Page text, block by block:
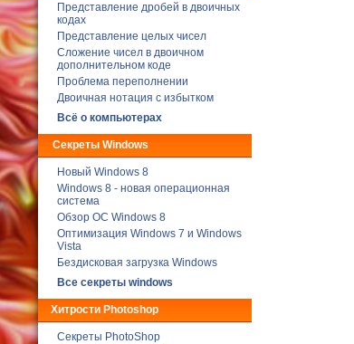
Представление дробей в двоичных
кодах
Представление целых чисел
Сложение чисел в двоичном
дополнительном коде
Проблема переполнении
Двоичная нотация с избытком
Всё о компьютерах
Секреты Windows
Новый Windows 8
Windows 8 - новая операционная
система
Обзор ОС Windows 8
Оптимизация Windows 7 и Windows
Vista
Бездисковая загрузка Windows
Все секреты windows
Хитрости Photoshop
Секреты PhotoShop